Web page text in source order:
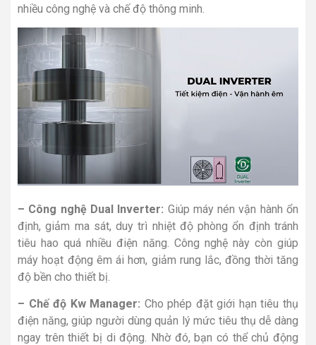
nhiều công nghệ và chế độ thông minh.
– Công nghệ Dual Inverter: Giúp máy nén vận hành ổn
định, giảm ma sát, duy trì nhiệt độ phòng ổn định tránh
tiêu hao quá nhiều điện năng. Công nghệ này còn giúp
máy hoạt động êm ái hơn, giảm rung lắc, đồng thời tăng
độ bền cho thiết bị.
– Chế độ Kw Manager: Cho phép đặt giới hạn tiêu thụ
điện năng, giúp người dùng quản lý mức tiêu thụ dễ dàng
ngay trên thiết bị di động. Nhờ đó, bạn có thể chủ động